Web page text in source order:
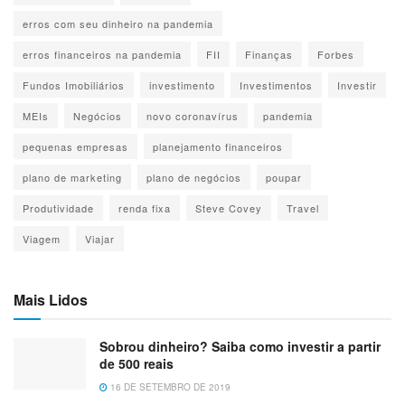
milionários que atingem velocidades que podem te gerar
de sapato de marca cara em 10 cores diferentes e por aí
vai.
Essas são as chamadas armadilhas do dinheiro, porque
vão tirar tudo o que você tem e você não poderá investir
absolutamente nada. Gastar dinheiro com sabedoria é
antes de começar a investir.
Dica 2: crie um fundo de emergência
Se você já captou como gastar seu dinheiro com
sabedoria, provavelmente já descobriu como economizá-
lo. Um fundo de emergência é parte de suas economias
que você reserva para o caso de uma urgência, totalmente
erros com seu dinheiro na pandemia
erros financeiros na pandemia FII Finanças Forbes
Fundos Imobiliários investimento Investimentos Investir
MEIs Negócios novo coronavírus pandemia
pequenas empresas planejamento financeiros
plano de marketing plano de negócios poupar
Produtividade renda fixa Steve Covey Travel
Viagem Viajar
Mais Lidos
Sobrou dinheiro? Saiba como investir a partir
de 500 reais
16 DE SETEMBRO DE 2019